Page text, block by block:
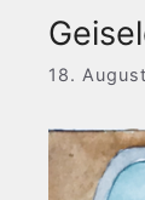
18.